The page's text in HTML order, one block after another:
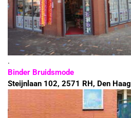
.
Binder Bruidsmode
Steijnlaan 102, 2571 RH, Den Haag